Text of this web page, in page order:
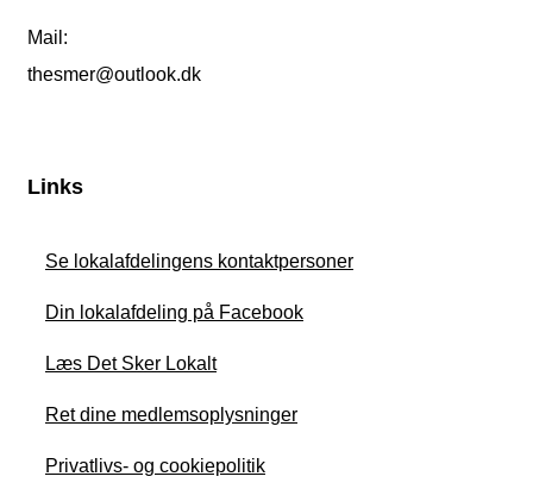
Mail:
thesmer@outlook.dk
Links
Se lokalafdelingens kontaktpersoner
Din lokalafdeling på Facebook
Læs Det Sker Lokalt
Ret dine medlemsoplysninger
Privatlivs- og cookiepolitik